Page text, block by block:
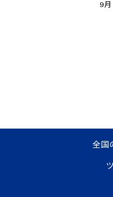
9月
全国